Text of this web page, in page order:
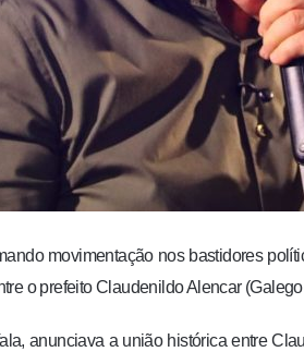
movimentação nos bastidores
o prefeito Claudenildo Alencar
anunciava a união histórica entre